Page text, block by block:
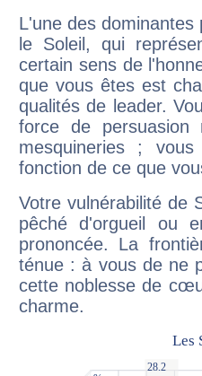
L'une des
le Soleil, qui
certain sens de
que vous êtes est
qualités de leader.
force de
mesquineries ;
fonction de ce que
Votre vulnérabilité de
pêché d'orgueil ou
prononcée. La
ténue : à vous de ne
cette noblesse de
charme.